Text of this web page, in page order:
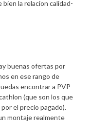
la relacion calidad-
buenas ofertas por
en ese rango de
encontrar a PVP
(que son los que
el precio pagado).
montaje realmente